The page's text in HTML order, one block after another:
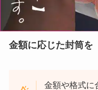
金額に応じた封筒を
金額や格式に